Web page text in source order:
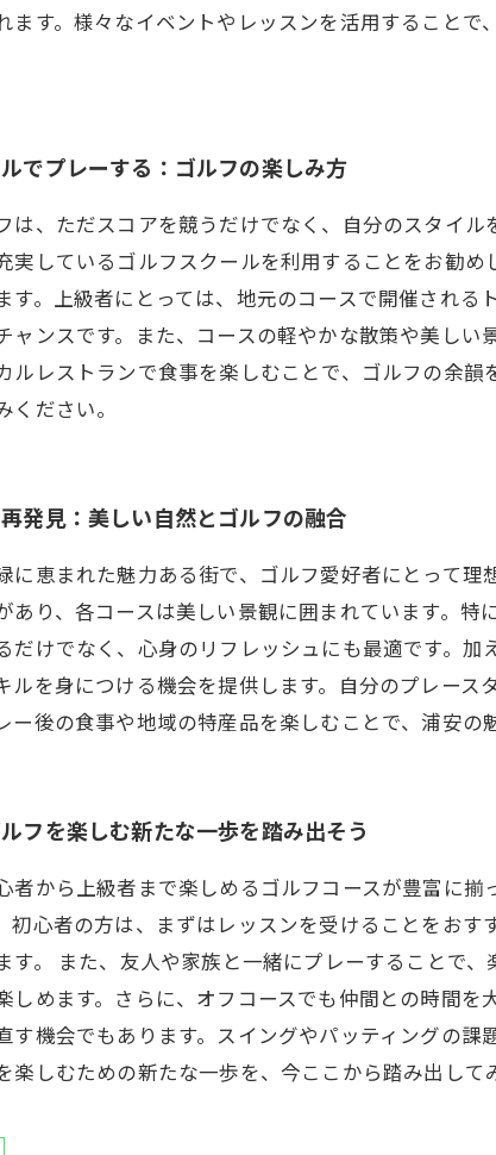
ます。様々なイベントやレッスンを活用すること
でプレーする：ゴルフの楽しみ方
は、ただスコアを競うだけでなく、自分のスタイ
実しているゴルフスクールを利用することをお勧
す。上級者にとっては、地元のコースで開催され
ャンスです。また、コースの軽やかな散策や美し
ルレストランで食事を楽しむことで、ゴルフの余
ください。
発見：美しい自然とゴルフの融合
に恵まれた魅力ある街で、ゴルフ愛好者にとって
あり、各コースは美しい景観に囲まれています。
だけでなく、心身のリフレッシュにも最適です。
ルを身につける機会を提供します。自分のプレー
ー後の食事や地域の特産品を楽しむことで、浦安の
フを楽しむ新たな一歩を踏み出そう
者から上級者まで楽しめるゴルフコースが豊富に
初心者の方は、まずはレッスンを受けることをお
す。 また、友人や家族と一緒にプレーすることで
しめます。さらに、オフコースでも仲間との時間
す機会でもあります。スイングやパッティングの
楽しむための新たな一歩を、今ここから踏み出して